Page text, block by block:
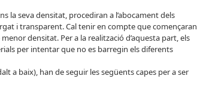
la seva densitat, procediran a l’abocament dels
i transparent. Cal tenir en compte que començaran
densitat. Per a la realització d’aquesta part, els
per intentar que no es barregin els diferents
a baix), han de seguir les següents capes per a ser